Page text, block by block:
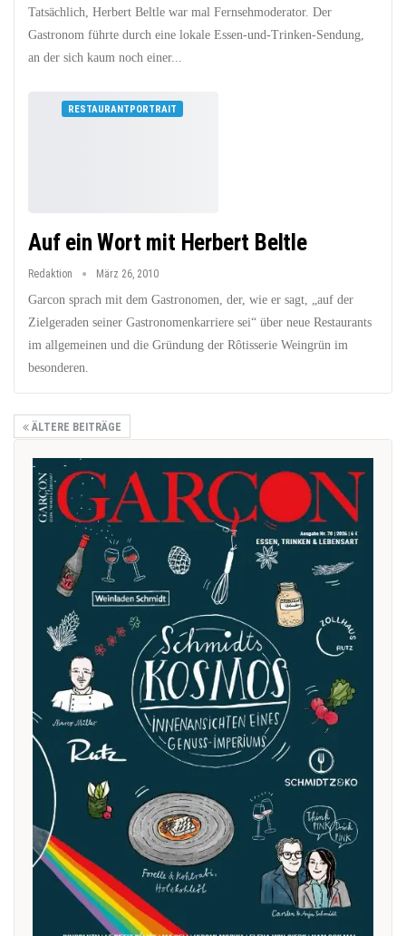
Tatsächlich, Herbert Beltle war mal Fernsehmoderator. Der
Gastronom führte durch eine lokale Essen‑und‑Trinken‑Sendung,
an der sich kaum noch einer...
RESTAURANTPORTRAIT
Auf ein Wort mit Herbert Beltle
Redaktion März 26, 2010
Garcon sprach mit dem Gastronomen, der, wie er sagt, „auf der
Zielgeraden seiner Gastronomenkarriere sei“ über neue Restaurants
im allgemeinen und die Gründung der Rôtisserie Weingrün im
besonderen.
ÄLTERE BEITRÄGE